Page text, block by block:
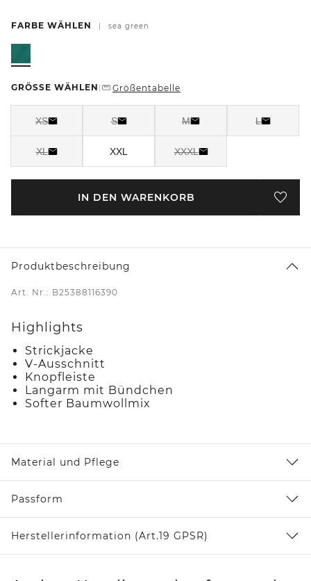
FARBE WÄHLEN | sea green
GRÖSSE WÄHLEN | Größentabelle
XS S M L
XL XXL XXXL
IN DEN WARENKORB
Produktbeschreibung
Art. Nr.: B25388116390
Highlights
Strickjacke
V-Ausschnitt
Knopfleiste
Langarm mit Bündchen
Softer Baumwollmix
Material und Pflege
Passform
Herstellerinformation (Art.19 GPSR)